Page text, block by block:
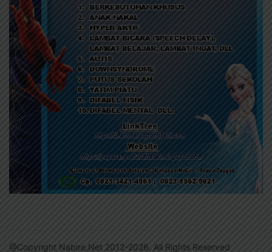
@Copyright Nabire.Net 2012-2026. All Rights Reserved